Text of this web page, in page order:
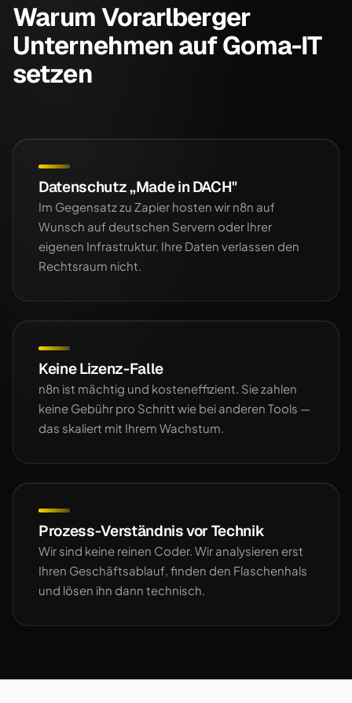
Warum Vorarlberger
Unternehmen auf Goma-IT
setzen
Datenschutz „Made in DACH"
Im Gegensatz zu Zapier hosten wir n8n auf
Wunsch auf deutschen Servern oder Ihrer
eigenen Infrastruktur. Ihre Daten verlassen den
Rechtsraum nicht.
Keine Lizenz-Falle
n8n ist mächtig und kosteneffizient. Sie zahlen
keine Gebühr pro Schritt wie bei anderen Tools —
das skaliert mit Ihrem Wachstum.
Prozess-Verständnis vor Technik
Wir sind keine reinen Coder. Wir analysieren erst
Ihren Geschäftsablauf, finden den Flaschenhals
und lösen ihn dann technisch.